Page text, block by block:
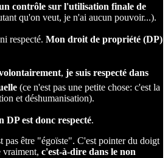
contrôle sur l'utilisation finale de
qu'on veut, je n'ai aucun pouvoir...).
respecté. Mon droit de propriété (DP)
, je suis respecté dans
(ce n'est pas une petite chose: c'est la
et déshumanisation).
DP est donc respecté.
pas être "égoïste". C'est pointer du doigt
vraiment, c'est-à-dire dans le non